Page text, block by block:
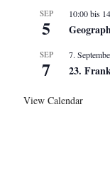
SEP
5
10:00bis
SEP
7
7.
23.
View Calendar